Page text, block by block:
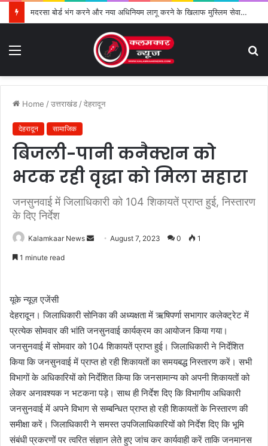
मदरसा बोर्ड भंग करने और नया अधिनियम लागू करने के खिलाफ मुस्लिम सेवा संगठन का विरोध तेज
Home /उत्तराखंड /देहरादून
देहरादून सामाजिक
बिजली-पानी कनैक्शन को
भटक रही वृद्धा को मिला सहारा
जनसुनवाई में जिलाधिकारी को 104 शिकायतें प्राप्त हुई, निस्तारण
के दिए निर्देश
Kalamkaar News
n
i
l
August 7, 2023 0 1
1 minute read
यूके न्यूज़ एजेंसी
देहरादून। जिलाधिकारी सोनिका की अध्यक्षता में ऋषिपर्णा सभागार कलेक्ट्रेट में
प्रत्येक सोमवार की भांति जनसुनवाई कार्यक्रम का आयोजन किया गया।
जनसुनवाई में सोमवार को 104 शिकायतें प्राप्त हुई। जिलाधिकारी ने निर्देशित
किया कि जनसुनवाई में प्राप्त हो रही शिकायतों का समयबद्ध निस्तारण करें। सभी
विभागों के अधिकारियों को निर्देशित किया कि जनसामान्य को अपनी शिकायतों को
लेकर अनावश्यक न भटकना पड़े। साथ ही निर्देश दिए कि विभागीय अधिकारी
जनसुनवाई में अपने विभाग से सम्बन्धित प्राप्त हो रही शिकायतों के निस्तारण की
समीक्षा करें। जिलाधिकारी ने समस्त उपजिलाधिकारियों को निर्देश दिए कि भूमि
संबंधी प्रकरणों पर त्वरित संज्ञान लेते हुए जांच कर कार्यवाही करें ताकि जनमानस